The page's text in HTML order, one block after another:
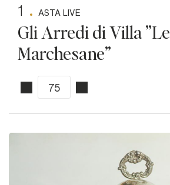
1 ASTA LIVE
Gli Arredi di Villa "Le
Marchesane"